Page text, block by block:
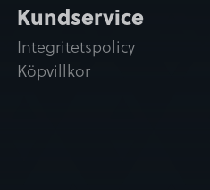
Kundservice
Integritetspolicy
Köpvillkor